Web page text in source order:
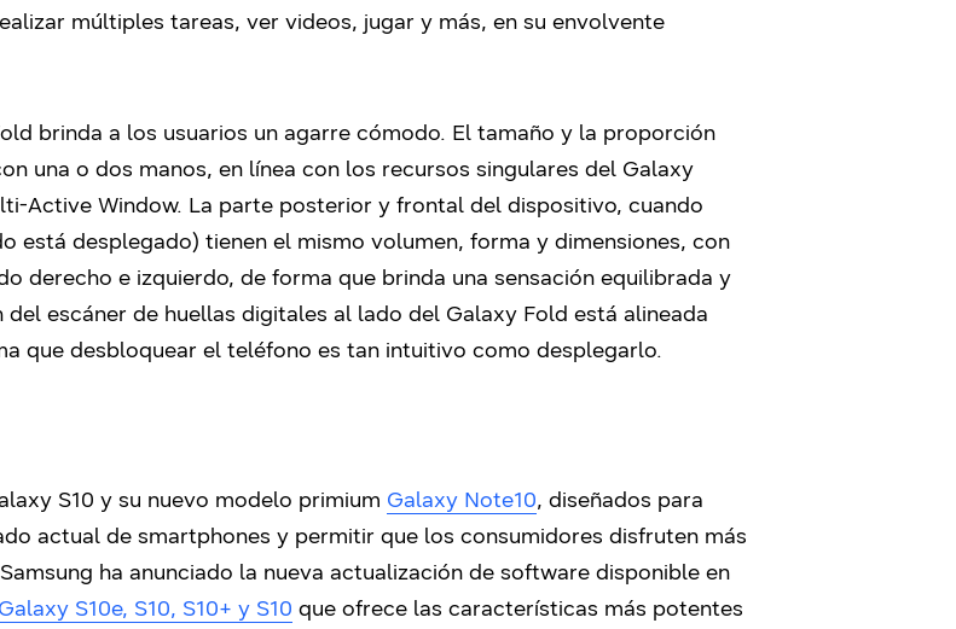
múltiples tareas, ver videos, jugar y más, en su envolvente
brinda a los usuarios un agarre cómodo. El tamaño y la proporción
una o dos manos, en línea con los recursos singulares del Galaxy
Active Window. La parte posterior y frontal del dispositivo, cuando
está desplegado) tienen el mismo volumen, forma y dimensiones, con
derecho e izquierdo, de forma que brinda una sensación equilibrada y
escáner de huellas digitales al lado del Galaxy Fold está alineada
que desbloquear el teléfono es tan intuitivo como desplegarlo.
S10 y su nuevo modelo primium Galaxy Note10, diseñados para
actual de smartphones y permitir que los consumidores disfruten más
ha anunciado la nueva actualización de software disponible en
Galaxy S10e, S10, S10+ y S10 que ofrece las características más potentes